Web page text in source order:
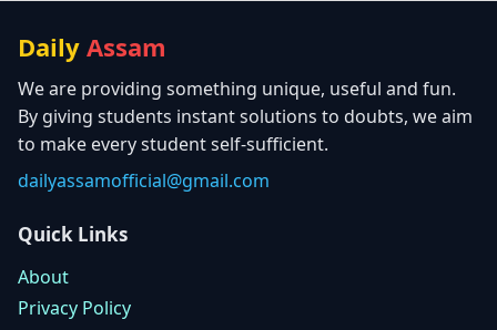
Daily Assam
We are providing something unique, useful and fun.
By giving students instant solutions to doubts, we aim
to make every student self-sufficient.
dailyassamofficial@gmail.com
Quick Links
About
Privacy Policy